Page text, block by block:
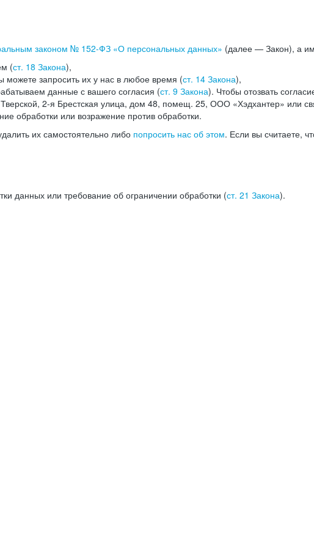
законом № 152-ФЗ «О персональных данных» (далее — Закон), а
(ст. 18 Закона),
запросить их у нас в любое время (ст. 14 Закона),
данные с вашего согласия (ст. 9 Закона). Чтобы отозвать
2-я Брестская улица, дом 48, помещ. 25, ООО «Хэдхантер» или
обработки или возражение против обработки.
их самостоятельно либо попросить нас об этом. Если вы считаете,
данных или требование об ограничении обработки (ст. 21 Закона).